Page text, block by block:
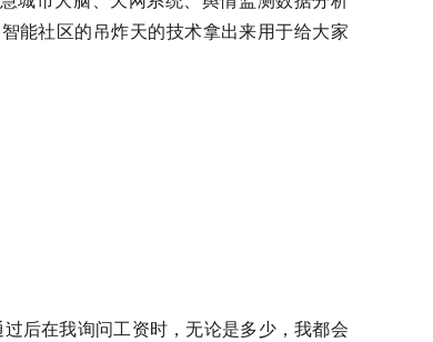
能社区的吊炸天的技术拿出来用于给大家
后在我询问工资时，无论是多少，我都会